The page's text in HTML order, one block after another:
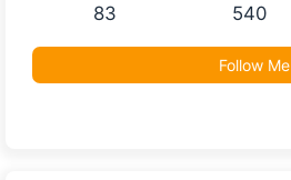
83 540
Follow Me